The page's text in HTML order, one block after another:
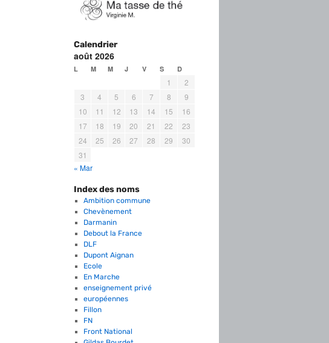
Calendrier
août 2026
L M M J V S D
1
2
3
4 5 6 7 8
9
10
11 12 13 14 15
16
17
18 19 20 21 22
23
24
25 26 27 28 29
30
31
« Mar
Index des noms
Ambition commune
Chevènement
Darmanin
Debout la France
DLF
Dupont Aignan
Ecole
En Marche
enseignement privé
européennes
Fillon
FN
Front National